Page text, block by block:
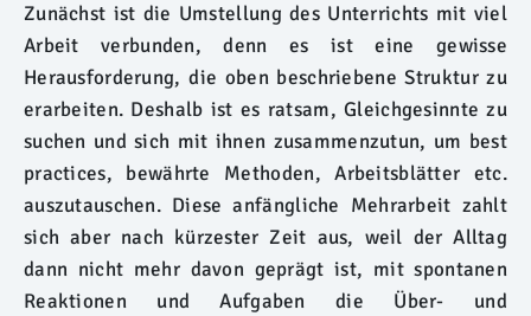
Zunächst ist die Umstellung des Unterrichts mit viel
Arbeit verbunden, denn es ist eine gewisse
Herausforderung, die oben beschriebene Struktur zu
erarbeiten. Deshalb ist es ratsam, Gleichgesinnte zu
suchen und sich mit ihnen zusammenzutun, um best
practices, bewährte Methoden, Arbeitsblätter etc.
auszutauschen. Diese anfängliche Mehrarbeit zahlt
sich aber nach kürzester Zeit aus, weil der Alltag
dann nicht mehr davon geprägt ist, mit spontanen
Reaktionen und Aufgaben die Über- und